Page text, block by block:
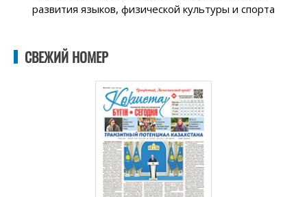
развития языков, физической культуры и спорта
СВЕЖИЙ НОМЕР